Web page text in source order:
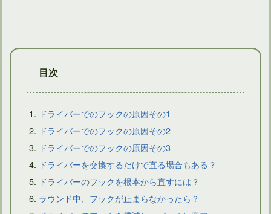
ドライバーショットでティーが後ろに飛ぶようなら問題あり？
目次
ドライバーでのフックの原因その1
ドライバーでのフックの原因その2
ドライバーでのフックの原因その3
ドライバーを交換するだけで直る場合もある？
ドライバーのフックを根本から直すには？
ラウンド中、フックが止まらなかったら？